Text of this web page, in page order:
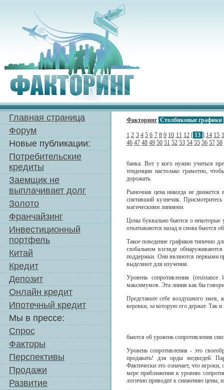
Главная страница
Форум
Новые публикации:
Потребительские
кредиты
Заемщик не
выплачивает долг
Золото
Франчайзинг
Инвестиционный
портфель
Китай
Кредит
Депозит
Онлайн кредит
Ипотечный кредит
Мы в прессе:
Спрос
Факторы
Перспективы
Продажи
Развитие
Факторинг Столбиковые графики
1 2 3 4 5 6 7 8 9 10 11 12[ 13 ] 14 15
46 47 48 49 50 51 52 53 54 55 56 57 58
банка. Вот у кого нужно учиться
тенденции настолько грамотно,
дорожать.
Рыночная цена никогда не
спятивший кузнечик.
магическими линиями.
Цены буквально бьются о некоторые
откатываются назад и снова бьются
Такое поведение графиков типично
глобальном взгляде
поддержки. Они являются первыми
выделяют для изучения.
Уровень сопротивления
максимумов. Эта линия как бы
Представьте себе воздушного
веревки, за которую его держат. Так
бьются об уровень сопротивления
Уровень сопротивления - это
продавать! для орды медведей.
Фактически это означает, что
мере приближения к уровню
логично приводит к снижению цены, и